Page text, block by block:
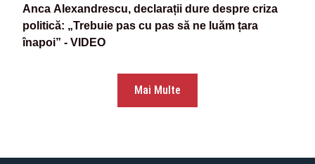
Anca Alexandrescu, declarații dure despre criza
politică: „Trebuie pas cu pas să ne luăm țara
înapoi” - VIDEO
Mai Multe